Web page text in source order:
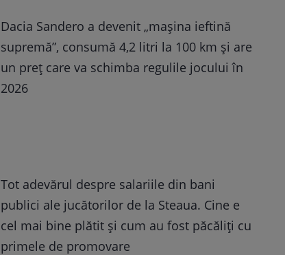
Dacia Sandero a devenit „mașina ieftină
supremă”, consumă 4,2 litri la 100 km și are
un preț care va schimba regulile jocului în
2026
Tot adevărul despre salariile din bani
publici ale jucătorilor de la Steaua. Cine e
cel mai bine plătit și cum au fost păcăliți cu
primele de promovare